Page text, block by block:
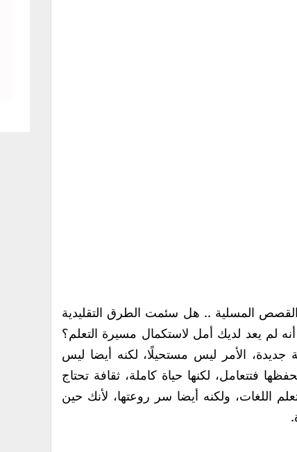
القصص المسلية .. هل سئمت الطرق التقليدية
لم يعد لديك أمل لاستكمال مسيرة التعلم؟
الأمر ليس مستحيلًا، لكنه أيضا ليس
فتتعامل، لكنها حياة كاملة، ثقافة تحتاج
اللغات، ولكنه أيضا سر روعتها، لأنك حين